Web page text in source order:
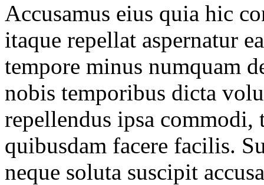
Accusamus eius quia hic
itaque repellat aspernatur
tempore minus numquam
nobis temporibus dicta
repellendus ipsa
quibusdam facere facilis.
neque soluta suscipit